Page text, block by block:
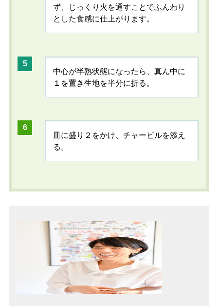
ず、じっくり火を通すことでふんわり
とした食感に仕上がります。
中心が半熟状態になったら、真ん中に
１を置き生地を半分に折る。
皿に盛り２をかけ、チャービルを添え
る。